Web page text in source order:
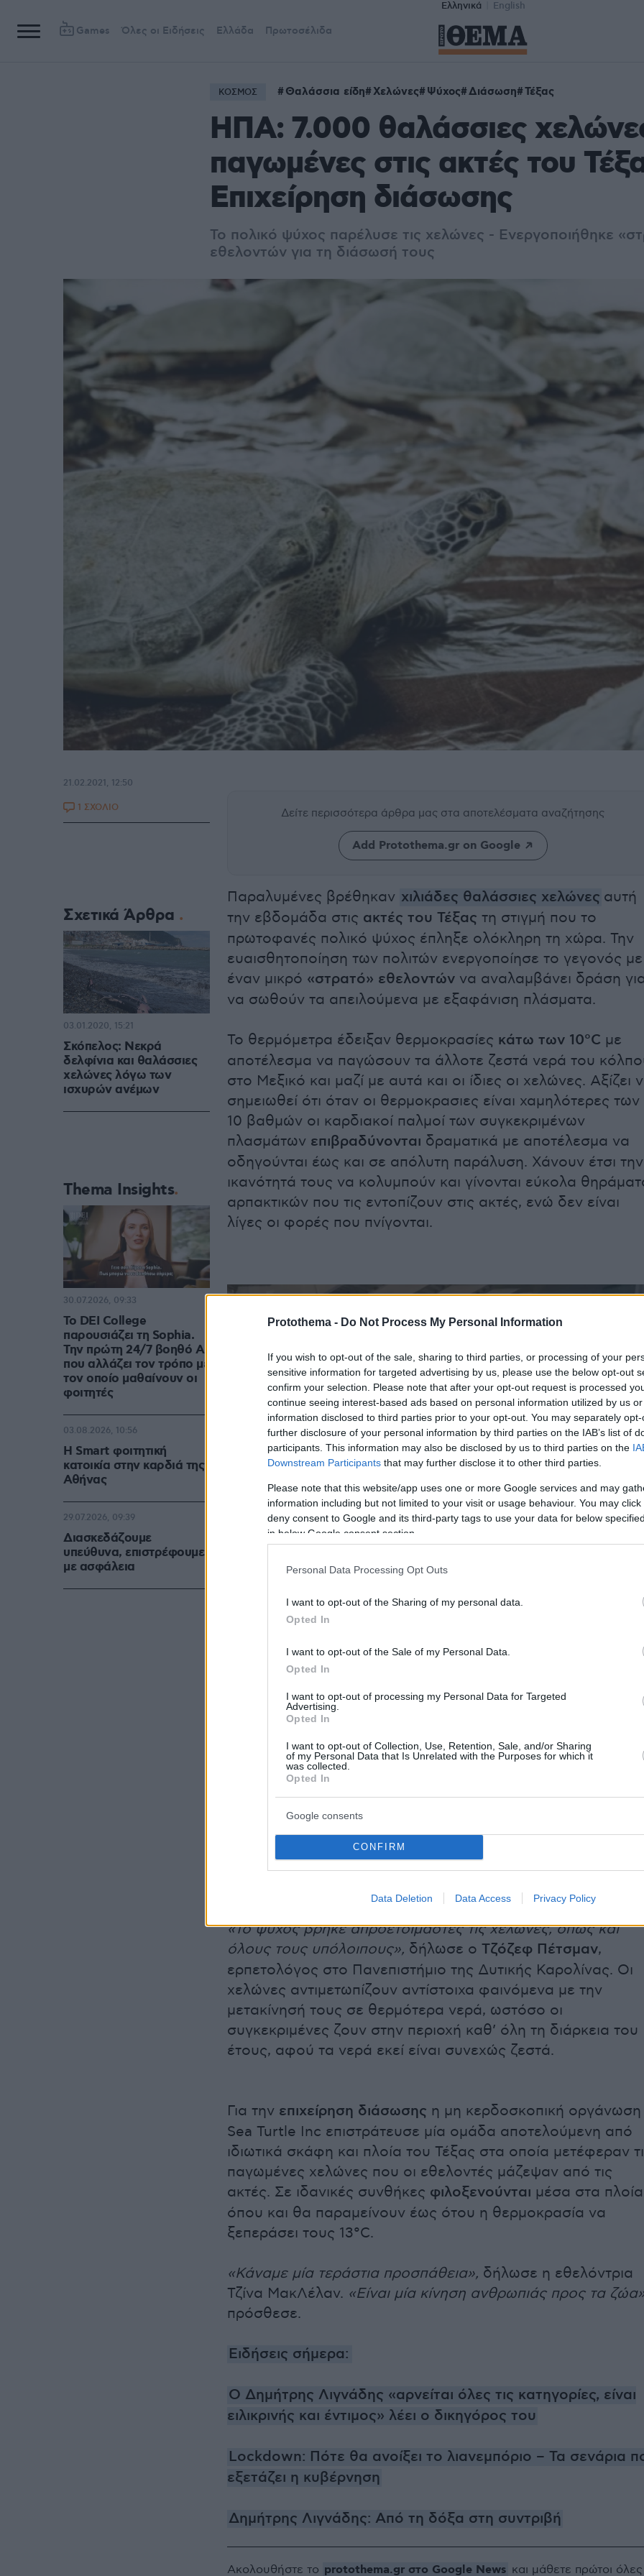
Protothema - Do Not Process My Personal Information
If you wish to opt-out of the sale, sharing to third parties, or processing of your
sensitive information for targeted advertising by us, please use the below opt-out
confirm your selection. Please note that after your opt-out request is processed
continue seeing interest-based ads based on personal information utilized by us
information disclosed to third parties prior to your opt-out. You may separately
further disclosure of your personal information by third parties on the IAB’s list of
participants. This information may also be disclosed by us to third parties on the
Downstream Participants that may further disclose it to other third parties.
Please note that this website/app uses one or more Google services and may
information including but not limited to your visit or usage behaviour. You may
deny consent to Google and its third-party tags to use your data for below
in below Google consent section.
Personal Data Processing Opt Outs
I want to opt-out of the Sharing of my personal data.
Opted In
I want to opt-out of the Sale of my Personal Data.
Opted In
I want to opt-out of processing my Personal Data for Targeted
Advertising.
Opted In
I want to opt-out of Collection, Use, Retention, Sale, and/or Sharing
of my Personal Data that Is Unrelated with the Purposes for which it
was collected.
Opted In
Google consents
CONFIRM
Data Deletion Data Access Privacy Policy
Ελληνικά English
Games Όλες οι Ειδήσεις Ελλάδα Πρωτοσέλιδα
ΚΟΣΜΟΣ Θαλάσσια είδη Χελώνες Ψύχος Διάσωση Τέξας
ΗΠΑ: 7.000 θαλάσσιες
παγωμένες στις ακτές του
Επιχείρηση διάσωσης
Το πολικό ψύχος παρέλυσε τις χελώνες - Ενεργοποιήθηκε
εθελοντών για τη διάσωσή τους
Δείτε περισσότερα άρθρα μας στα αποτελέσματα αναζήτησης
Add Protothema.gr on Google
Παραλυμένες βρέθηκαν χιλιάδες θαλάσσιες χελώνες αυτή
την εβδομάδα στις ακτές του Τέξας τη στιγμή που το
πρωτοφανές πολικό ψύχος έπληξε ολόκληρη τη χώρα. Την
ευαισθητοποίηση των πολιτών ενεργοποίησε το γεγονός με
έναν μικρό «στρατό» εθελοντών να αναλαμβάνει δράση
να σωθούν τα απειλούμενα με εξαφάνιση πλάσματα.
Το θερμόμετρα έδειξαν θερμοκρασίες κάτω των 10°C με
αποτέλεσμα να παγώσουν τα άλλοτε ζεστά νερά του
στο Μεξικό και μαζί με αυτά και οι ίδιες οι χελώνες. Αξίζει
σημειωθεί ότι όταν οι θερμοκρασιες είναι χαμηλότερες των
10 βαθμών οι καρδιακοί παλμοί των συγκεκριμένων
πλασμάτων επιβραδύνονται δραματικά με αποτέλεσμα να
οδηγούνται έως και σε απόλυτη παράλυση. Χάνουν έτσι την
ικανότητά τους να κολυμπούν και γίνονται εύκολα
αρπακτικών που τις εντοπίζουν στις ακτές, ενώ δεν είναι
λίγες οι φορές που πνίγονται.
Από την περασμένη Παρασκευή σχεδόν
Chelonia mydas, Caretta caretta και Lepidochelys kempii
συντονίστρια του Sea Turtle Stranding and
Salvage Network στο National Geographic. Και οι τρεις
κατηγορίες χελώνων θεωρούνται είδη υπό εξαφάνιση.
«Το ψύχος βρήκε απροετοίμαστες τις χελώνες, όπως και
όλους τους υπόλοιπους», δήλωσε ο Τζόζεφ Πέτσμαν,
ερπετολόγος στο Πανεπιστήμιο της Δυτικής Καρολίνας. Οι
χελώνες αντιμετωπίζουν αντίστοιχα φαινόμενα με την
μετακίνησή τους σε θερμότερα νερά, ωστόσο οι
συγκεκριμένες ζουν στην περιοχή καθ’ όλη τη διάρκεια του
έτους, αφού τα νερά εκεί είναι συνεχώς ζεστά.
Για την επιχείρηση διάσωσης η μη κερδοσκοπική οργάνωση
Sea Turtle Inc επιστράτευσε μία ομάδα αποτελούμενη από
ιδιωτικά σκάφη και πλοία του Τέξας στα οποία μετέφεραν
παγωμένες χελώνες που οι εθελοντές μάζεψαν από τις
ακτές. Σε ιδανικές συνθήκες φιλοξενούνται μέσα στα πλοία
όπου και θα παραμείνουν έως ότου η θερμοκρασία να
ξεπεράσει τους 13°C.
«Κάναμε μία τεράστια προσπάθεια», δήλωσε η εθελόντρια
Τζίνα ΜακΛέλαν. «Είναι μία κίνηση ανθρωπιάς προς τα
πρόσθεσε.
Ειδήσεις σήμερα:
Ο Δημήτρης Λιγνάδης «αρνείται όλες τις κατηγορίες, είναι
ειλικρινής και έντιμος» λέει ο δικηγόρος του
Lockdown: Πότε θα ανοίξει το λιανεμπόριο – Τα σενάρια
εξετάζει η κυβέρνηση
Δημήτρης Λιγνάδης: Από τη δόξα στη συντριβή
21.02.2021, 12:50
1 ΣΧΟΛΙΟ
Σχετικά Άρθρα
Σκόπελος: Νεκρά
δελφίνια και θαλάσσιες
χελώνες λόγω των
ισχυρών ανέμων
03.01.2020, 15:21
Thema Insights
Το DEI College
παρουσιάζει τη Sophia.
Την πρώτη 24/7 βοηθό AI
που αλλάζει τον τρόπο με
τον οποίο μαθαίνουν οι
φοιτητές
30.07.2026, 09:33
Η Smart φοιτητική
κατοικία στην καρδιά της
Αθήνας
03.08.2026, 10:56
Διασκεδάζουμε
υπεύθυνα, επιστρέφουμε
με ασφάλεια
29.07.2026, 09:39
Ακολουθήστε το protothema.gr στο Google News και μάθετε πρώτοι όλες